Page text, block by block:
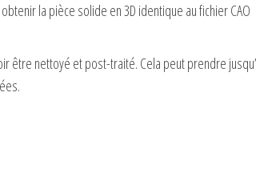
la pièce solide en 3D identique au fichier CAO
être nettoyé et post-traité. Cela peut prendre